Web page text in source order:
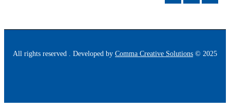
2025 © All rights reserved . Developed by
Comma Creative Solutions